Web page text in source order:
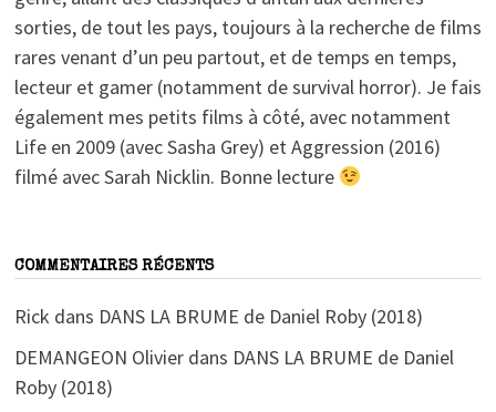
sorties, de tout les pays, toujours à la recherche de films
rares venant d’un peu partout, et de temps en temps,
lecteur et gamer (notamment de survival horror). Je fais
également mes petits films à côté, avec notamment
Life en 2009 (avec Sasha Grey) et Aggression (2016)
filmé avec Sarah Nicklin. Bonne lecture
COMMENTAIRES RÉCENTS
Rick dans DANS LA BRUME de Daniel Roby (2018)
DEMANGEON Olivierdans DANS LA BRUME de Daniel
Roby (2018)